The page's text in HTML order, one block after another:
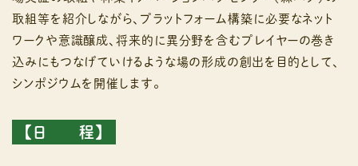
取組等を紹介しながら、プラットフォーム構築に必要なネット
ワークや意識醸成、将来的に異分野を含むプレイヤーの巻き
込みにもつなげていけるような場の形成の創出を目的として、
シンポジウムを開催します。
【日 程】